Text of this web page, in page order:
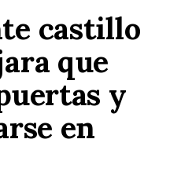
castillo
que
y
en